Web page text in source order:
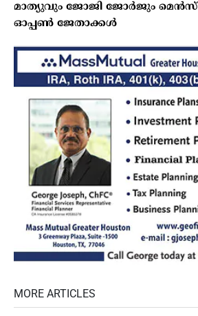
മാത്യുവും ജോജി ജോര്‍ജും മെന്‍സ്
ഓപ്പണ്‍ ജേതാക്കള്‍
MORE ARTICLES